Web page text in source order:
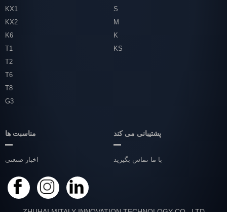
KX1
KX2
K6
T1
T2
T6
T8
G3
S
M
K
KS
مناسبت ها
اخبار صنعتی
پشتیبانی می کند
با ما تماس بگیرید